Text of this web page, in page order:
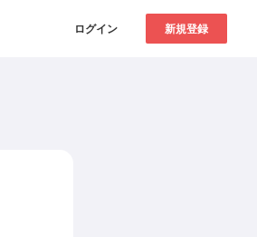
ログイン 新規登録